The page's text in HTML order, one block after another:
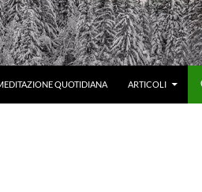
QUOTIDIANA ARTICOLI